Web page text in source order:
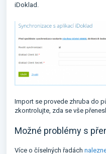
iDoklad.
Import se provede zhruba do
zkontrolujte, zda se vše
Možné problémy s
Více o číselných řadách